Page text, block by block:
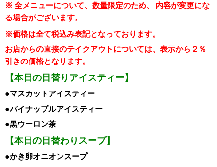
※ 全メニューについて、数量限定のため、
内容が変更にな
る場合がございます。
※価格は全て税込み表記となっております。
お店からの直接のテイクアウトについては、表示から２％
引きの価格となります。
【本日の日替りアイスティー】
●マスカット アイスティー
●パイナップルアイスティー
●黒ウーロン茶
【本日の日替わりスープ】
●かき卵オニオンスープ